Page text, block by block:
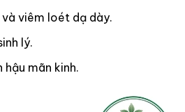
và viêm loét dạ dày.
lý.
mãn kinh.